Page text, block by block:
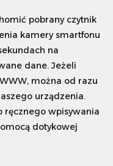
pobrany czytnik
kamery smartfonu
na
dane. Jeżeli
można od razu
urządzenia.
ręcznego wpisywania
dotykowej